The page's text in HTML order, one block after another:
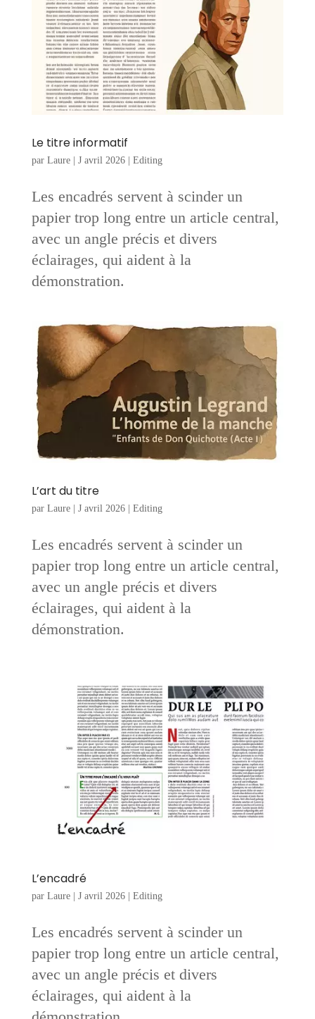
Le titre informatif
par Laure| J avril 2026| Editing
Les encadrés servent à scinder un
papier trop long entre un article central,
avec un angle précis et divers
éclairages, qui aident à la
démonstration.
L’art du titre
par Laure| J avril 2026| Editing
Les encadrés servent à scinder un
papier trop long entre un article central,
avec un angle précis et divers
éclairages, qui aident à la
démonstration.
L’encadré
par Laure| J avril 2026| Editing
Les encadrés servent à scinder un
papier trop long entre un article central,
avec un angle précis et divers
éclairages, qui aident à la